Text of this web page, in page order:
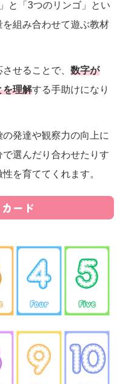
と「3つのリンゴ」とい
組み合わせて遊ぶ教材
せることで、 数字が
を理解する手助けになり
発達や観察力の向上に
選んだり合わせたりす
を育ててくれます。
ード